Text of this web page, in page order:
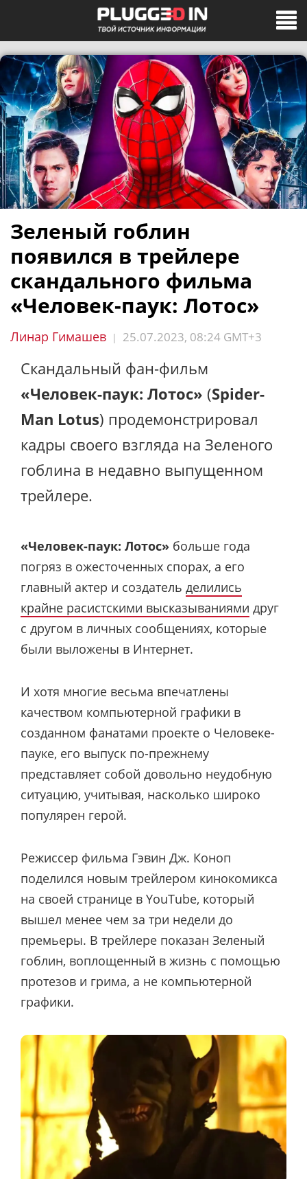
Зеленый гоблин
появился в трейлере
скандального фильма
«Человек-паук: Лотос»
Линар Гимашев | 25.07.2023, 08:24 GMT+3
Скандальный фан-фильм
«Человек-паук: Лотос» (Spider-
Man Lotus) продемонстрировал
кадры своего взгляда на Зеленого
гоблина в недавно выпущенном
трейлере.
«Человек-паук: Лотос» больше года
погряз в ожесточенных спорах, а его
главный актер и создатель делились
крайне расистскими высказываниями друг
с другом в личных сообщениях, которые
были выложены в Интернет.
И хотя многие весьма впечатлены
качеством компьютерной графики в
созданном фанатами проекте о Человеке-
пауке, его выпуск по-прежнему
представляет собой довольно неудобную
ситуацию, учитывая, насколько широко
популярен герой.
Режиссер фильма Гэвин Дж. Коноп
поделился новым трейлером кинокомикса
на своей странице в YouTube, который
вышел менее чем за три недели до
премьеры. В трейлере показан Зеленый
гоблин, воплощенный в жизнь с помощью
протезов и грима, а не компьютерной
графики.